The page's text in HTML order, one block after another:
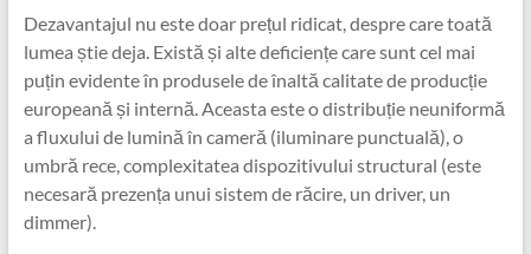
Dezavantajul nu este doar prețul ridicat, despre care toată
lumea știe deja. Există și alte deficiențe care sunt cel mai
puțin evidente în produsele de înaltă calitate de producție
europeană și internă. Aceasta este o distribuție neuniformă
a fluxului de lumină în cameră (iluminare punctuală), o
umbră rece, complexitatea dispozitivului structural (este
necesară prezența unui sistem de răcire, un driver, un
dimmer).